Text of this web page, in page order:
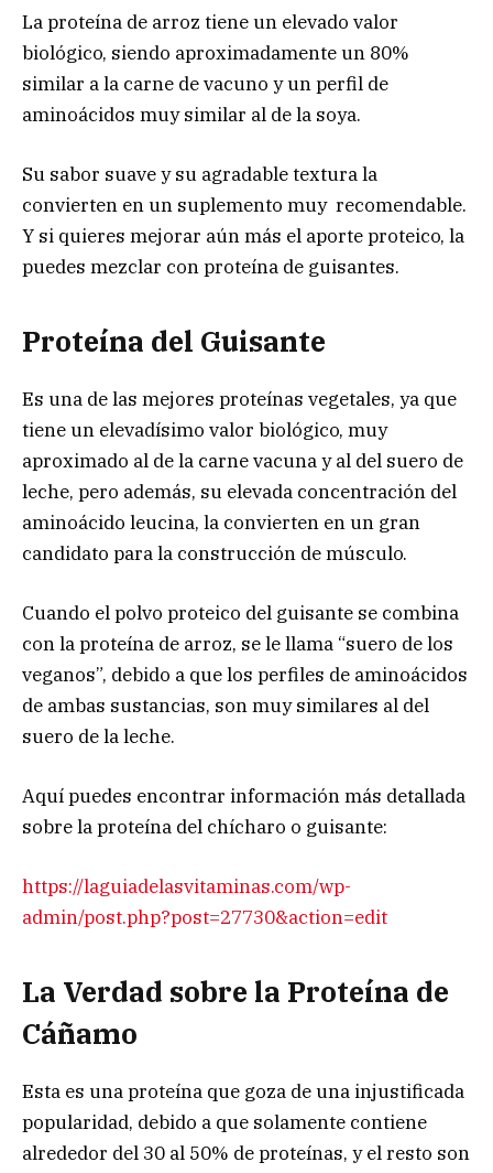
La proteína de arroz tiene un elevado valor
biológico, siendo aproximadamente un 80%
similar a la carne de vacuno y un perfil de
aminoácidos muy similar al de la soya.
Su sabor suave y su agradable textura la
convierten en un suplemento muy recomendable.
Y si quieres mejorar aún más el aporte proteico, la
puedes mezclar con proteína de guisantes.
Proteína del Guisante
Es una de las mejores proteínas vegetales, ya que
tiene un elevadísimo valor biológico, muy
aproximado al de la carne vacuna y al del suero de
leche, pero además, su elevada concentración del
aminoácido leucina, la convierten en un gran
candidato para la construcción de músculo.
Cuando el polvo proteico del guisante se combina
con la proteína de arroz, se le llama “suero de los
veganos”, debido a que los perfiles de aminoácidos
de ambas sustancias, son muy similares al del
suero de la leche.
Aquí puedes encontrar información más detallada
sobre la proteína del chícharo o guisante:
https://laguiadelasvitaminas.com/wp-
admin/post.php?post=27730&action=edit
La Verdad sobre la Proteína de
Cáñamo
Esta es una proteína que goza de una injustificada
popularidad, debido a que solamente contiene
alrededor del 30 al 50% de proteínas, y el resto son